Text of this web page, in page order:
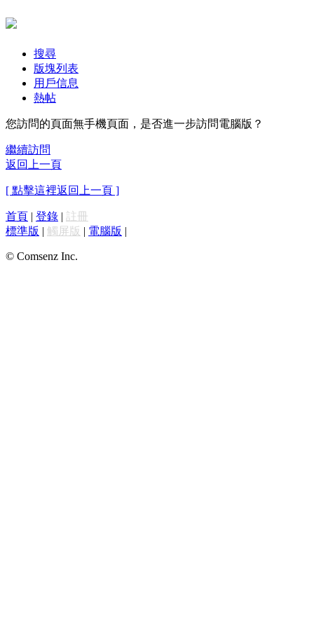
搜尋
版塊列表
用戶信息
熱帖
您訪問的頁面無手機頁面，是否進一步訪問電腦版？
繼續訪問
返回上一頁
[ 點擊這裡返回上一頁 ]
首頁 | 登錄 | 註冊
標準版 | 觸屏版 | 電腦版 |
© Comsenz Inc.